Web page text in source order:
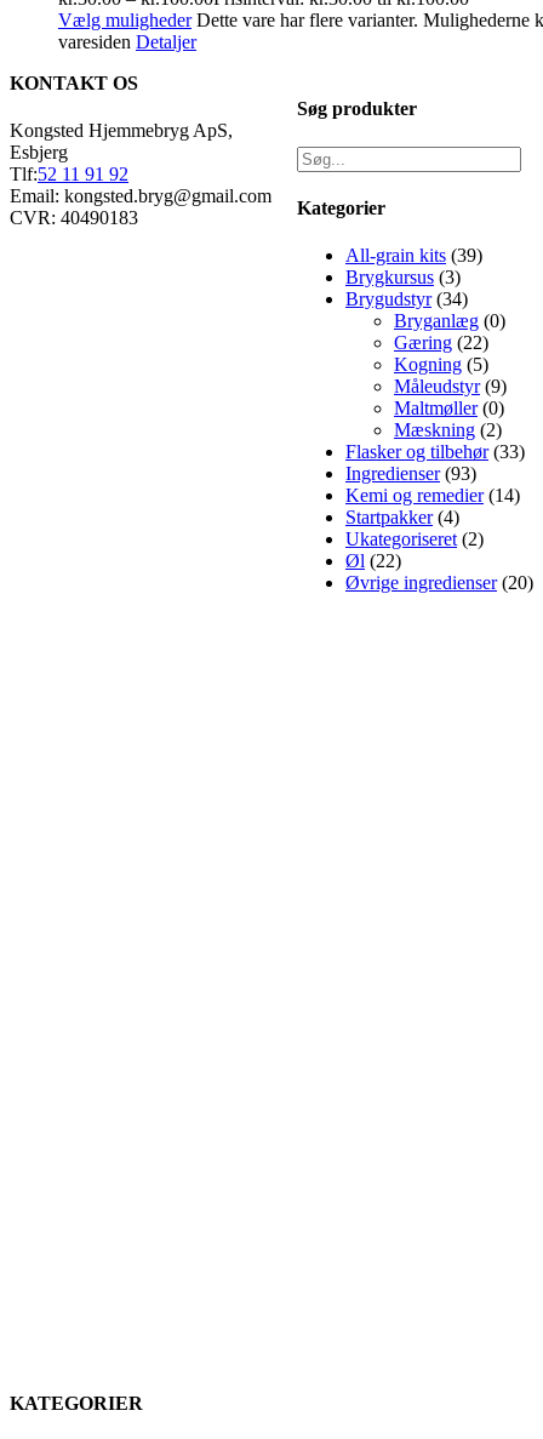
Vælg muligheder Dette vare har flere varianter. Mulighederne
varesiden Detaljer
Søg produkter
Kategorier
All-grain kits (39)
Brygkursus (3)
Brygudstyr (34)
Bryganlæg (0)
Gæring (22)
Kogning (5)
Måleudstyr (9)
Maltmøller (0)
Mæskning (2)
Flasker og tilbehør (33)
Ingredienser (93)
Kemi og remedier (14)
Startpakker (4)
Ukategoriseret (2)
Øl (22)
Øvrige ingredienser (20)
KONTAKT OS
Kongsted Hjemmebryg ApS,
Esbjerg
Tlf:52 11 91 92
Email: kongsted.bryg@gmail.com
CVR: 40490183
KATEGORIER